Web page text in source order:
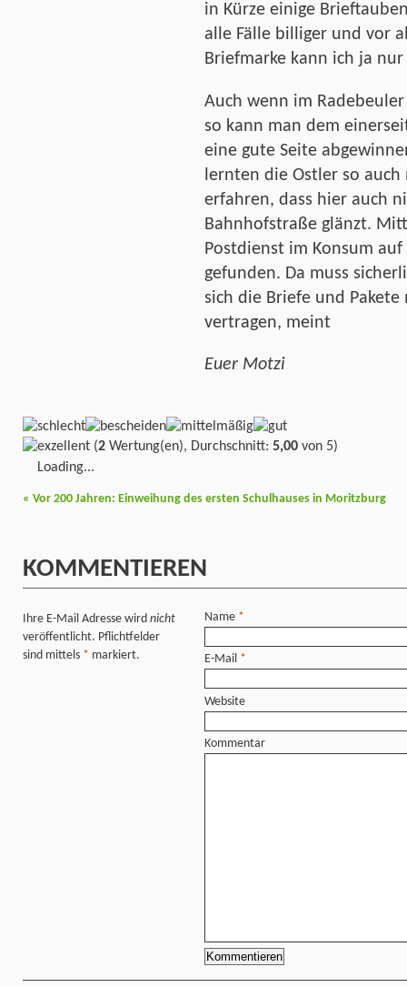
in Kürze einige
alle Fälle billiger und vor
Briefmarke kann ich ja
Auch wenn im
so kann man dem
eine gute Seite
lernten die Ostler so
erfahren, dass hier auch
Bahnhofstraße glänzt.
Postdienst im Konsum
gefunden. Da muss
sich die Briefe und
vertragen, meint
Euer Motzi
(2 Wertung(en), Durchschnitt: 5,00 von 5)
Loading...
« Vor 200 Jahren: Einweihung des ersten Schulhauses in Moritzburg
KOMMENTIEREN
Ihre E-Mail Adresse wird nicht
veröffentlicht. Pflichtfelder
sind mittels * markiert.
Name *
E-Mail *
Website
Kommentar